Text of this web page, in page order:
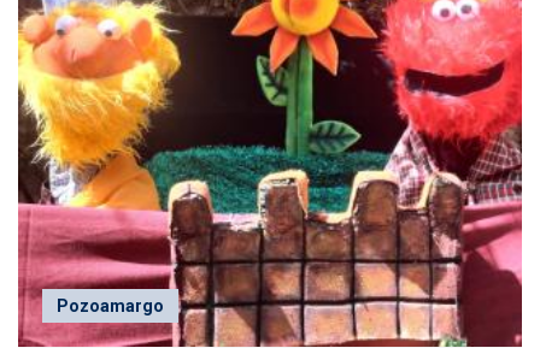
Pozoamargo